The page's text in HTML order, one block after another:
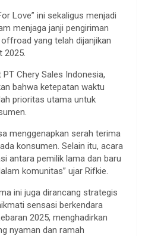
Love” ini sekaligus menjadi
menjaga janji pengiriman
yang telah dijanjikan
2025.
Chery Sales Indonesia,
bahwa ketepatan waktu
prioritas utama untuk
menggenapkan serah terima
konsumen. Selain itu, acara
antara pemilik lama dan baru
komunitas” ujar Rifkie.
ini juga dirancang strategis
sensasi berkendara
2025, menghadirkan
nyaman dan ramah